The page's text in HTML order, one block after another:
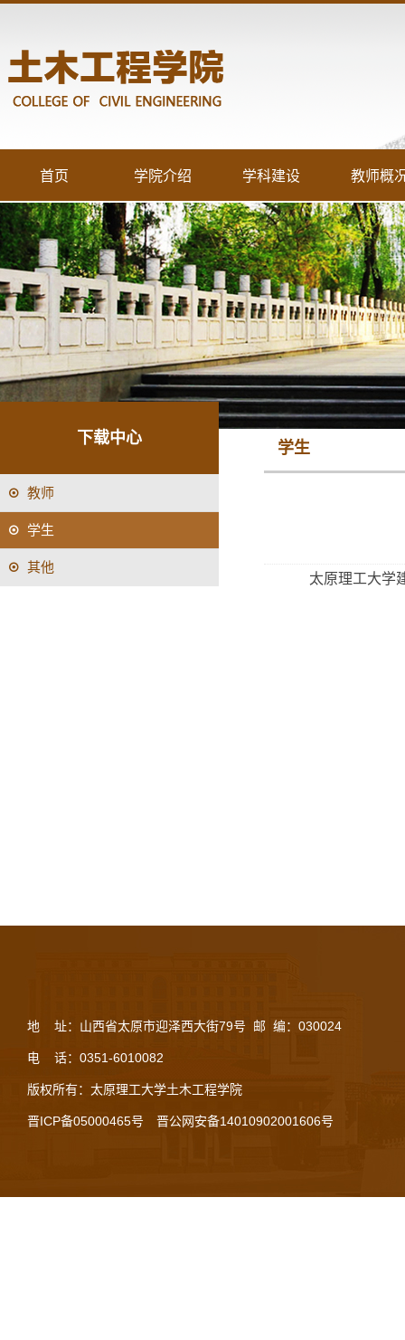
首页 学院介绍 学科建设 教师概
下载中心
教师
学生
其他
学生
太原理工大学
地 址：山西省太原市迎泽西大街79号 邮 编：030024
电 话：0351-6010082
版权所有：太原理工大学土木工程学院
晋ICP备05000465号 晋公网安备14010902001606号